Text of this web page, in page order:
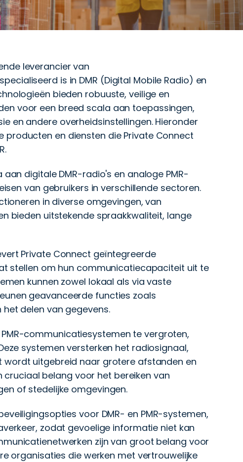
leverancier van
is in DMR (Digital Mobile Radio) en
bieden robuuste, veilige en
voor een breed scala aan toepassingen,
en andere overheidsinstellingen. Hieronder
en diensten die Private Connect
digitale DMR-radio's en analoge PMR-
van gebruikers in verschillende sectoren.
in diverse omgevingen, van
bieden uitstekende spraakkwaliteit, lange
Private Connect geïntegreerde
stellen om hun communicatiecapaciteit uit te
kunnen zowel lokaal als via vaste
geavanceerde functies zoals
delen van gegevens.
communicatiesystemen te vergroten,
systemen versterken het radiosignaal,
uitgebreid naar grotere afstanden en
cruciaal belang voor het bereiken van
of stedelijke omgevingen.
voor DMR- en PMR-systemen,
zodat gevoelige informatie niet kan
zijn van groot belang voor
organisaties die werken met vertrouwelijke